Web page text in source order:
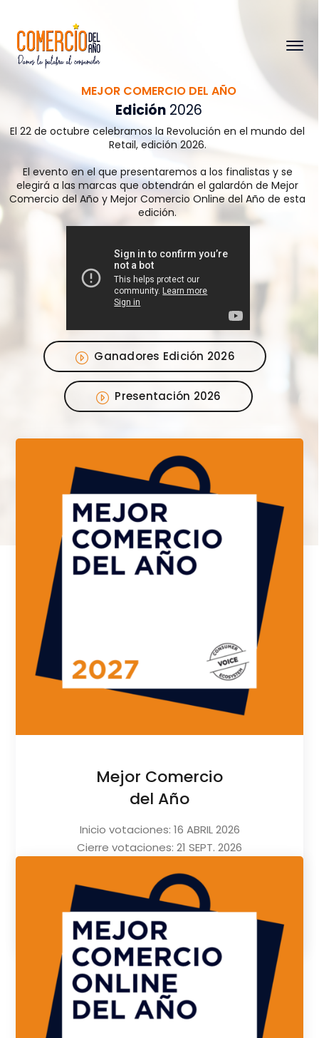
El 22 de octubre celebramos la Revolución en el mundo del
Retail, edición 2026.
El evento en el que presentaremos a los finalistas y se
elegirá a las marcas que obtendrán el galardón de Mejor
Comercio del Año y Mejor Comercio Online del Año de esta
edición.
Edición 2026
Ganadores Edición 2026
Presentación 2026
MEJOR COMERCIO DEL AÑO
Mejor Comercio
del Año
Inicio votaciones: 16 ABRIL 2026
Cierre votaciones: 21 SEPT. 2026
Entrega trofeos: OCTUBRE 2026
VOTAR